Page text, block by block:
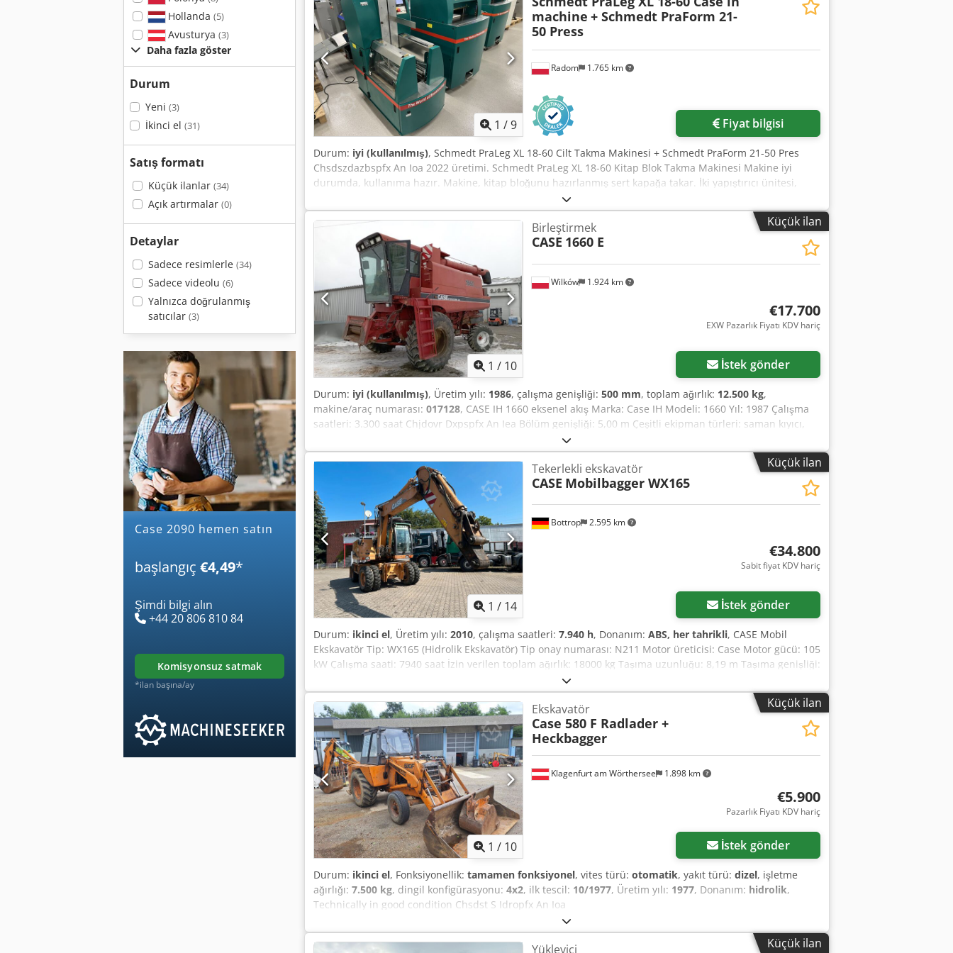
Hollanda (5)
Avusturya (3)
Daha fazla göster
Durum
Yeni (3)
İkinci el (31)
Satış formatı
Küçük ilanlar (34)
Açık artırmalar (0)
Detaylar
Sadece resimlerle (34)
Sadece videolu (6)
Yalnızca doğrulanmış
satıcılar (3)
case 2090 hemen satın
başlangıç €4,49*
Şimdi bilgi alın
+44 20 806 810 84
komisyonsuz satmak
*ilan başına/ay
1 /9
Radom 1.765 km
machine + Schmedt PraForm 21-
50 Press
Fiyat bilgisi
Durum: iyi (kullanılmış), Schmedt PraLeg XL 18-60 Cilt Takma Makinesi + Schmedt PraForm 21-50 Pres
Chsdszdazbspfx An Ioa 2022 üretimi. Schmedt PraLeg XL 18-60 Kitap Blok Takma Makinesi Makine iyi
durumda, kullanıma hazır. Makine, kitap bloğunu hazırlanmış sert kapağa takar. İki yapıştırıcı ünitesi,
düzgün yapışkan kalınlığı ayarı. Format: Blok yüksekliği: 80 – 450 mm Blok genişliği: 110 – 450 mm Blok
kalınlığı: 2 – 80 mm Üretim hızı: yaklaşık 200 – 300 adet/saat Güç: 230V Ağırlık: 300 kg Almanya üretimi.
Schmedt PraForm 21-50 Kitap Presi Oyuk açma üniteli kitap presi. Schmedt, Almanya üretimi. Makine çok
iyi durumda ve üretime hazır. Teknik özellikler: Maksimum format: 420 x 520 x 100 mm Ağırlık: 220 kg Güç:
230 V + basınçlı hava. Fiyat, iki makineden oluşan set içindir.
Küçük ilan
1 / 10
Wilków 1.924 km
Birleştirmek
CASE 1660 E
€17.700
EXW Pazarlık Fiyatı KDV hariç
İstek gönder
Durum: iyi (kullanılmış), Üretim yılı: 1986, çalışma genişliği: 500 mm, toplam ağırlık: 12.500 kg,
makine/araç numarası: 017128, CASE IH 1660 eksenel akış Marka: Case IH Modeli: 1660 Yıl: 1987 Çalışma
saatleri: 3.300 saat Chjdovr Dxpspfx An Iea Bölüm genişliği: 5,00 m Çeşitli ekipman türleri: saman kıyıcı,
Küçük ilan
1 / 14
Bottrop 2.595 km
Tekerlekli ekskavatör
CASE Mobilbagger WX165
€34.800
Sabit fiyat KDV hariç
İstek gönder
Durum: ikinci el, Üretim yılı: 2010, çalışma saatleri: 7.940 h, Donanım: ABS, her tahrikli, CASE Mobil
Ekskavatör Tip: WX165 (Hidrolik Ekskavatör) Tip onay numarası: N211 Motor üreticisi: Case Motor gücü: 105
kW Çalışma saati: 7940 saat İzin verilen toplam ağırlık: 18000 kg Taşıma uzunluğu: 8,19 m Taşıma genişliği:
1,91 m Taşıma yüksekliği: 2,89 m Renk: Sarı - Joystick kontrolü - Düzleştirici bıçak - Kamera
Finansman/kiralama konusunda da iş ortaklarımızla birlikte size destek olmaktan memnuniyet duyarız.
Chedpfxszripce An Isa Tüm bilgiler bağlayıcı değildir. Hatalar ve aracı elden geçirme hakları saklıdır.Küçük ilan
1 / 10
Klagenfurt am Wörthersee 1.898 km
Ekskavatör
Case 580 F Radlader +
Heckbagger
€5.900
Pazarlık Fiyatı KDV hariç
İstek gönder
Durum: ikinci el, Fonksiyonellik: tamamen fonksiyonel, vites türü: otomatik, yakıt türü: dizel, işletme
ağırlığı: 7.500 kg, dingil konfigürasyonu: 4x2, ilk tescil: 10/1977, Üretim yılı: 1977, Donanım: hidrolik,
Technically in good condition Chsdst S Idropfx An Ioa
Küçük ilan
Yükleyici